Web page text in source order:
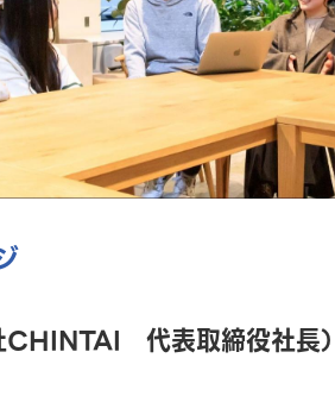
CHINTAI 代表取締役社長）